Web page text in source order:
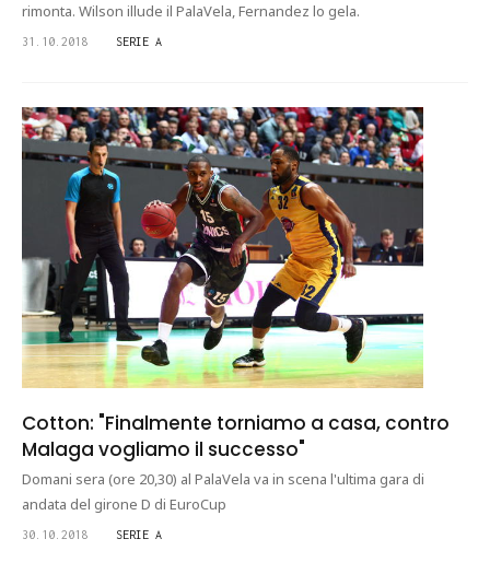
rimonta. Wilson illude il PalaVela, Fernandez lo gela.
31.10.2018 SERIE A
Cotton: "Finalmente torniamo a casa, contro
Malaga vogliamo il successo"
Domani sera (ore 20,30) al PalaVela va in scena l'ultima gara di
andata del girone D di EuroCup
30.10.2018 SERIE A